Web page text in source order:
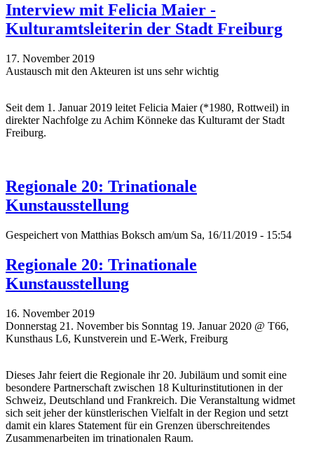
Interview mit Felicia Maier -
Kulturamtsleiterin der Stadt Freiburg
17. November 2019
Austausch mit den Akteuren ist uns sehr wichtig
Seit dem 1. Januar 2019 leitet Felicia Maier (*1980, Rottweil) in
direkter Nachfolge zu Achim Könneke das Kulturamt der Stadt
Freiburg.
Regionale 20: Trinationale
Kunstausstellung
Gespeichert von Matthias Boksch am/um Sa, 16/11/2019 - 15:54
Regionale 20: Trinationale
Kunstausstellung
16. November 2019
Donnerstag 21. November bis Sonntag 19. Januar 2020 @ T66,
Kunsthaus L6, Kunstverein und E-Werk, Freiburg
Dieses Jahr feiert die Regionale ihr 20. Jubiläum und somit eine
besondere Partnerschaft zwischen 18 Kulturinstitutionen in der
Schweiz, Deutschland und Frankreich. Die Veranstaltung widmet
sich seit jeher der künstlerischen Vielfalt in der Region und setzt
damit ein klares Statement für ein Grenzen überschreitendes
Zusammenarbeiten im trinationalen Raum.